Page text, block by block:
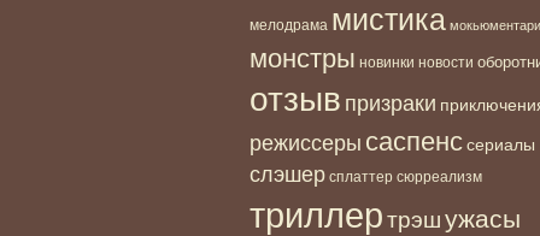
мелодрама мистика мокьюментари
монстры новинки новости
отзыв призраки
режиссеры саспенссериалы
слэшер сплаттер сюрреализм
триллертрэшужасы